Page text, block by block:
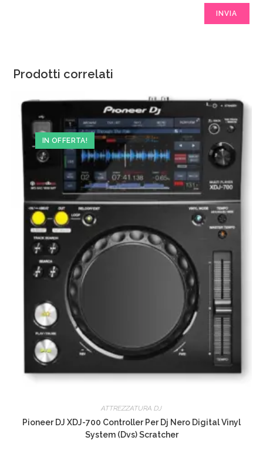
Prodotti correlati
IN OFFERTA!
ATTREZZATURA DJ
Pioneer DJ XDJ-700 Controller Per Dj Nero Digital Vinyl
System (Dvs) Scratcher